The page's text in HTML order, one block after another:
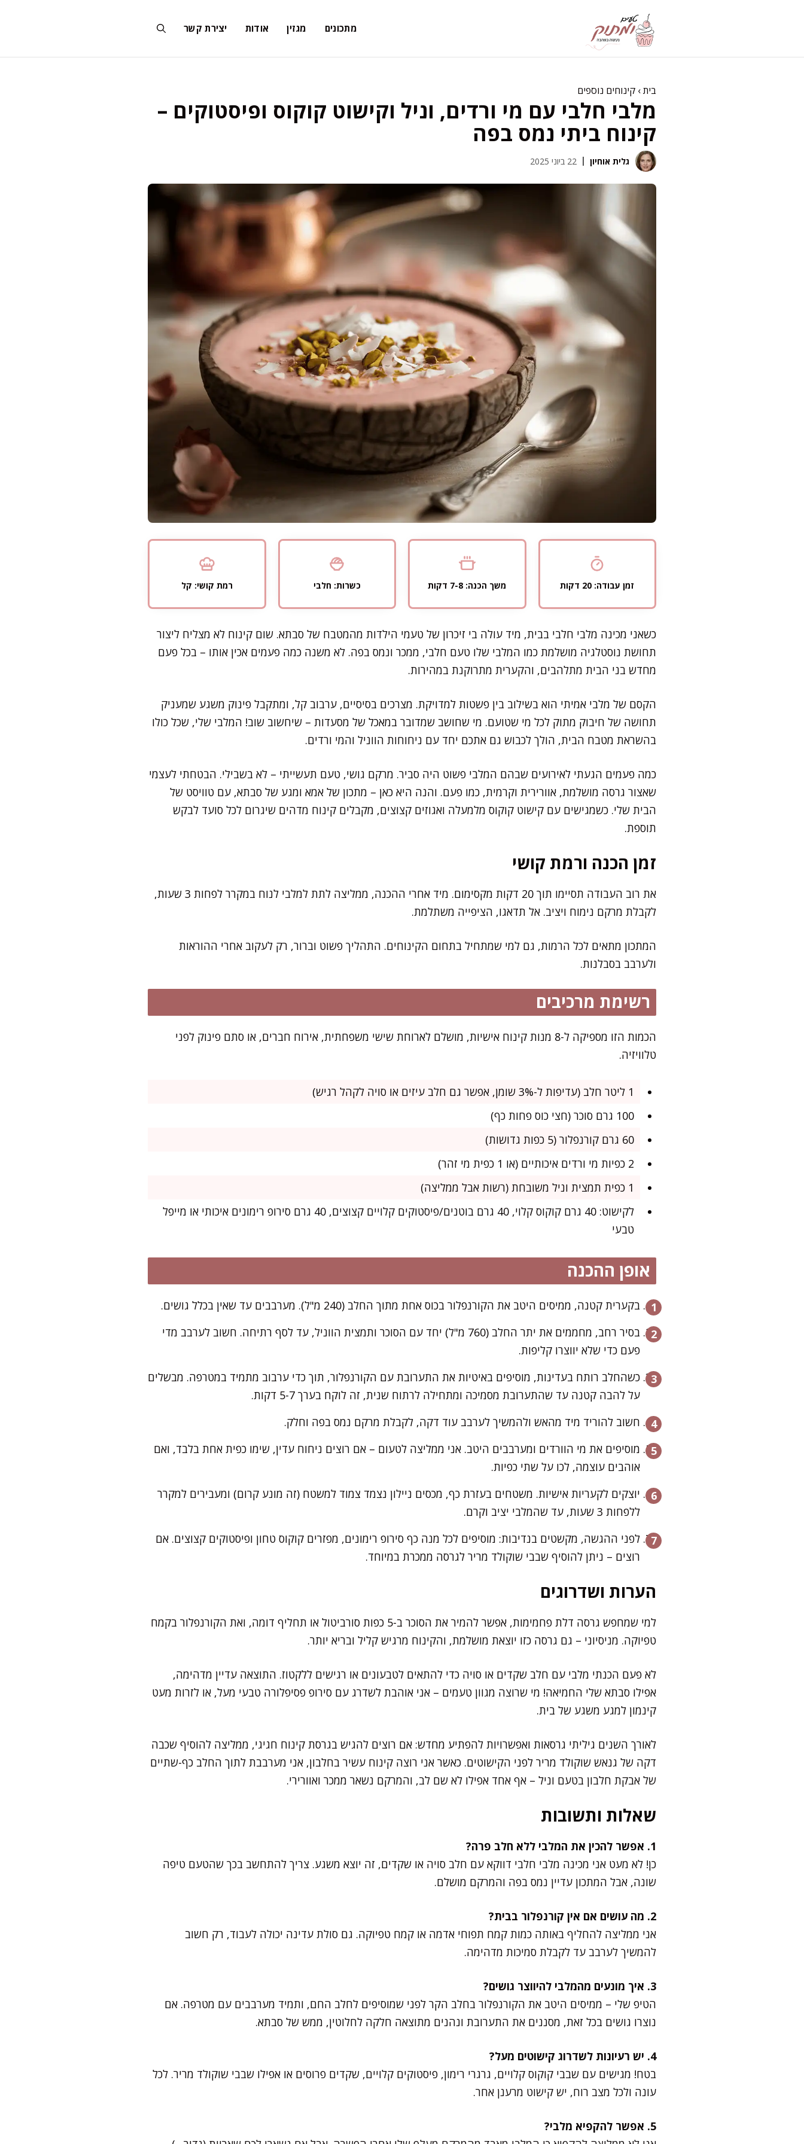
מתכונים מגזין אודות יצירת קשר
בית› קינוחים נוספים
מלבי חלבי עם מי ורדים, וניל וקישוט קוקוס ופיסטוקים –
קינוח ביתי נמס בפה
גלית אוחיון 22 ביוני 2025
זמן עבודה: 20 דקות משך הכנה: 7-8 דקות כשרות: חלבי רמת קושי: קל
כשאני מכינה מלבי חלבי בבית, מיד עולה בי זיכרון של טעמי הילדות מהמטבח של סבתא. שום קינוח לא מצליח ליצור
תחושת נוסטלגיה מושלמת כמו המלבי שלו טעם חלבי, ממכר ונמס בפה. לא משנה כמה פעמים אכין אותו – בכל פעם
מחדש בני הבית מתלהבים, והקערית מתרוקנת במהירות.
הקסם של מלבי אמיתי הוא בשילוב בין פשטות למדויקת. מצרכים בסיסיים, ערבוב קל, ומתקבל פינוק משגע שמעניק
תחושה של חיבוק מתוק לכל מי שטועם. מי שחושב שמדובר במאכל של מסעדות – שיחשוב שוב! המלבי שלי, שכל כולו
בהשראת מטבח הבית, הולך לכבוש גם אתכם יחד עם ניחוחות הווניל והמי ורדים.
כמה פעמים הגעתי לאירועים שבהם המלבי פשוט היה סביר. מרקם גושי, טעם תעשייתי – לא בשבילי. הבטחתי לעצמי
שאצור גרסה מושלמת, אוורירית וקרמית, כמו פעם. והנה היא כאן – מתכון של אמא ומגע של סבתא, עם טוויסט של
הבית שלי. כשמגישים עם קישוט קוקוס מלמעלה ואגוזים קצוצים, מקבלים קינוח מדהים שיגרום לכל סועד לבקש
תוספת.
זמן הכנה ורמת קושי
את רוב העבודה תסיימו תוך 20 דקות מקסימום. מיד אחרי ההכנה, ממליצה לתת למלבי לנוח במקרר לפחות 3 שעות,
לקבלת מרקם נימוח ויציב. אל תדאגו, הציפייה משתלמת.
המתכון מתאים לכל הרמות, גם למי שמתחיל בתחום הקינוחים. התהליך פשוט וברור, רק לעקוב אחרי ההוראות
ולערבב בסבלנות.
רשימת מרכיבים
הכמות הזו מספיקה ל-8 מנות קינוח אישיות, מושלם לארוחת שישי משפחתית, אירוח חברים, או סתם פינוק לפני
טלוויזיה.
1 ליטר חלב (עדיפות ל-3% שומן, אפשר גם חלב עיזים או סויה לקהל רגיש)
100 גרם סוכר (חצי כוס פחות כף)
60 גרם קורנפלור (5 כפות גדושות)
2 כפיות מי ורדים איכותיים (או 1 כפית מי זהר)
1 כפית תמצית וניל משובחת (רשות אבל ממליצה)
לקישוט: 40 גרם קוקוס קלוי, 40 גרם בוטנים/פיסטוקים קלויים קצוצים, 40 גרם סירופ רימונים איכותי או מייפל
טבעי
אופן ההכנה
בקערית קטנה, ממיסים היטב את הקורנפלור בכוס אחת מתוך החלב (240 מ"ל). מערבבים עד שאין בכלל גושים.
בסיר רחב, מחממים את יתר החלב (760 מ"ל) יחד עם הסוכר ותמצית הווניל, עד לסף רתיחה. חשוב לערבב מדי
פעם כדי שלא יווצרו קליפות.
כשהחלב רותח בעדינות, מוסיפים באיטיות את התערובת עם הקורנפלור, תוך כדי ערבוב מתמיד במטרפה. מבשלים
על להבה קטנה עד שהתערובת מסמיכה ומתחילה לרתוח שנית, זה לוקח בערך 5-7 דקות.
חשוב להוריד מיד מהאש ולהמשיך לערבב עוד דקה, לקבלת מרקם נמס בפה וחלק.
מוסיפים את מי הוורדים ומערבבים היטב. אני ממליצה לטעום – אם רוצים ניחוח עדין, שימו כפית אחת בלבד, ואם
אוהבים עוצמה, לכו על שתי כפיות.
יוצקים לקעריות אישיות. משטחים בעזרת כף, מכסים ניילון נצמד צמוד למשטח (זה מונע קרום) ומעבירים למקרר
ללפחות 3 שעות, עד שהמלבי יציב וקרם.
לפני ההגשה, מקשטים בנדיבות: מוסיפים לכל מנה כף סירופ רימונים, מפזרים קוקוס טחון ופיסטוקים קצוצים. אם
רוצים – ניתן להוסיף שבבי שוקולד מריר לגרסה ממכרת במיוחד.
הערות ושדרוגים
למי שמחפש גרסה דלת פחמימות, אפשר להמיר את הסוכר ב-5 כפות סורביטול או תחליף דומה, ואת הקורנפלור בקמח
טפיוקה. מניסיוני – גם גרסה כזו יוצאת מושלמת, והקינוח מרגיש קליל ובריא יותר.
לא פעם הכנתי מלבי עם חלב שקדים או סויה כדי להתאים לטבעונים או רגישים ללקטוז. התוצאה עדיין מדהימה,
אפילו סבתא שלי החמיאה! מי שרוצה מגוון טעמים – אני אוהבת לשדרג עם סירופ פסיפלורה טבעי מעל, או לזרות מעט
קינמון למגע משגע של בית.
לאורך השנים גיליתי גרסאות ואפשרויות להפתיע מחדש: אם רוצים להגיש בגרסת קינוח חגיגי, ממליצה להוסיף שכבה
דקה של גנאש שוקולד מריר לפני הקישוטים. כאשר אני רוצה קינוח עשיר בחלבון, אני מערבבת לתוך החלב כף-שתיים
של אבקת חלבון בטעם וניל – אף אחד אפילו לא שם לב, והמרקם נשאר ממכר ואוורירי.
שאלות ותשובות
1. אפשר להכין את המלבי ללא חלב פרה?
כן! לא מעט אני מכינה מלבי חלבי דווקא עם חלב סויה או שקדים, זה יוצא משגע. צריך להתחשב בכך שהטעם טיפה
שונה, אבל המתכון עדיין נמס בפה והמרקם מושלם.
2. מה עושים אם אין קורנפלור בבית?
אני ממליצה להחליף באותה כמות קמח תפוחי אדמה או קמח טפיוקה. גם סולת עדינה יכולה לעבוד, רק חשוב
להמשיך לערבב עד לקבלת סמיכות מדהימה.
3. איך מונעים מהמלבי להיווצר גושים?
הטיפ שלי – ממיסים היטב את הקורנפלור בחלב הקר לפני שמוסיפים לחלב החם, ותמיד מערבבים עם מטרפה. אם
נוצרו גושים בכל זאת, מסננים את התערובת ונהנים מתוצאה חלקה לחלוטין, ממש של סבתא.
4. יש רעיונות לשדרוג קישוטים מעל?
בטח! מגישים עם שבבי קוקוס קלויים, גרגרי רימון, פיסטוקים קלויים, שקדים פרוסים או אפילו שבבי שוקולד מריר. לכל
עונה ולכל מצב רוח, יש קישוט מרענן אחר.
5. אפשר להקפיא מלבי?